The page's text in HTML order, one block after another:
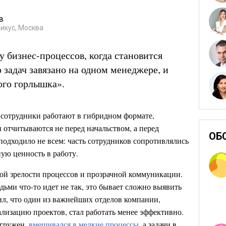
Москва
бизнес-процессов, когда становится
завязано на одном менеджере, и
горлышка».
работают в гибридном формате,
не перед начальством, а перед
не всем: часть сотрудников сопротивлялись
ценность в работу.
зрелости процессов и прозрачной коммуникации.
что-то идет не так, это бывает сложно выявить
что один из важнейших отделов компании,
проектов, стал работать менее эффективно.